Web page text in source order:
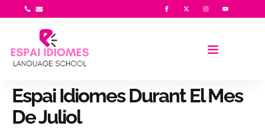
Espai Idiomes Durant El Mes
De Juliol